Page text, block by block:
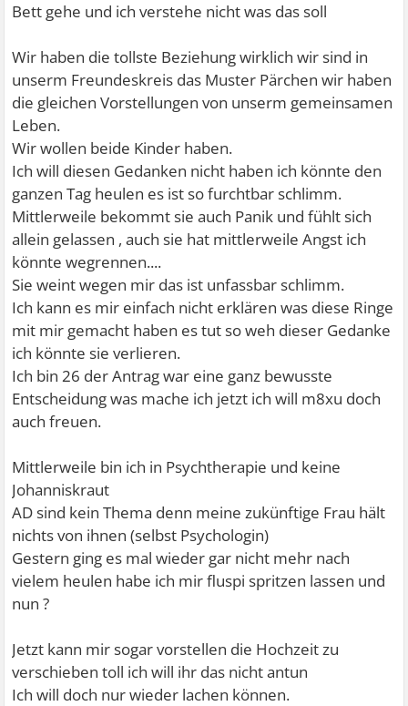
Bett gehe und ich verstehe nicht was das soll
Wir haben die tollste Beziehung wirklich wir sind in
unserm Freundeskreis das Muster Pärchen wir haben
die gleichen Vorstellungen von unserm gemeinsamen
Leben.
Wir wollen beide Kinder haben.
Ich will diesen Gedanken nicht haben ich könnte den
ganzen Tag heulen es ist so furchtbar schlimm.
Mittlerweile bekommt sie auch Panik und fühlt sich
allein gelassen , auch sie hat mittlerweile Angst ich
könnte wegrennen....
Sie weint wegen mir das ist unfassbar schlimm.
Ich kann es mir einfach nicht erklären was diese Ringe
mit mir gemacht haben es tut so weh dieser Gedanke
ich könnte sie verlieren.
Ich bin 26 der Antrag war eine ganz bewusste
Entscheidung was mache ich jetzt ich will m8xu doch
auch freuen.
Mittlerweile bin ich in Psychtherapie und keine
Johanniskraut
AD sind kein Thema denn meine zukünftige Frau hält
nichts von ihnen (selbst Psychologin)
Gestern ging es mal wieder gar nicht mehr nach
vielem heulen habe ich mir fluspi spritzen lassen und
nun ?
Jetzt kann mir sogar vorstellen die Hochzeit zu
verschieben toll ich will ihr das nicht antun
Ich will doch nur wieder lachen können.